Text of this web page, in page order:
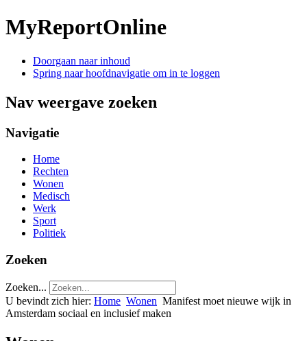
MyReportOnline
Doorgaan naar inhoud
Spring naar hoofdnavigatie om in te loggen
Nav weergave zoeken
Navigatie
Home
Rechten
Wonen
Medisch
Werk
Sport
Politiek
Zoeken
Zoeken...
U bevindt zich hier: Home Wonen Manifest moet nieuwe wijk in
Amsterdam sociaal en inclusief maken